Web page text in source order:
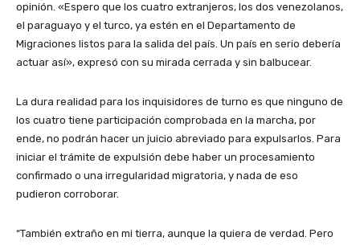
opinión. «Espero que los cuatro extranjeros, los dos venezolanos,
el paraguayo y el turco, ya estén en el Departamento de
Migraciones listos para la salida del país. Un país en serio debería
actuar así», expresó con su mirada cerrada y sin balbucear.
La dura realidad para los inquisidores de turno es que ninguno de
los cuatro tiene participación comprobada en la marcha, por
ende, no podrán hacer un juicio abreviado para expulsarlos. Para
iniciar el trámite de expulsión debe haber un procesamiento
confirmado o una irregularidad migratoria, y nada de eso
pudieron corroborar.
“También extraño en mi tierra, aunque la quiera de verdad. Pero